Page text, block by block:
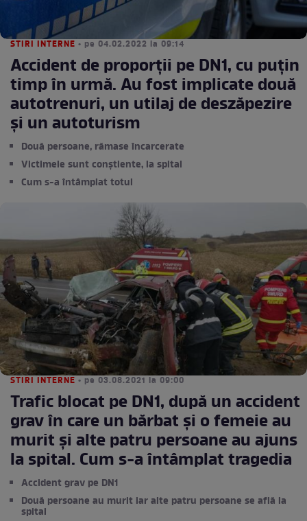
STIRI INTERNE • pe 04.02.2022 la 09:14
Accident de proporții pe DN1, cu puțin
timp în urmă. Au fost implicate două
autotrenuri, un utilaj de deszăpezire
şi un autoturism
Două persoane, rămase încarcerate
Victimele sunt conștiente, la spital
Cum s-a întâmplat totul
STIRI INTERNE • pe 03.08.2021 la 09:00
Trafic blocat pe DN1, după un accident
grav în care un bărbat și o femeie au
murit și alte patru persoane au ajuns
la spital. Cum s-a întâmplat tragedia
Accident grav pe DN1
Două persoane au murit iar alte patru persoane se află la
spital